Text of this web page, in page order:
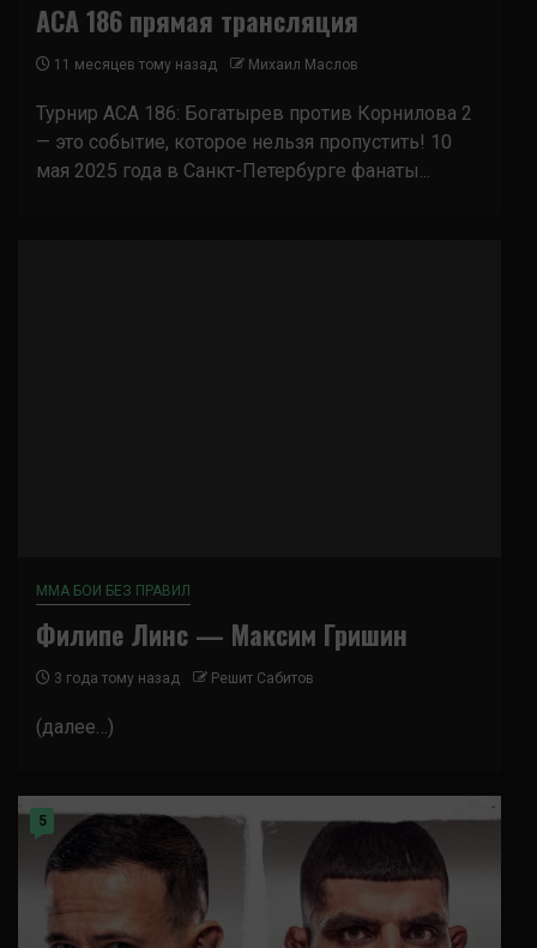
ACA 186 прямая трансляция
11 месяцев тому назад Михаил Маслов
Турнир ACA 186: Богатырев против Корнилова 2
— это событие, которое нельзя пропустить! 10
мая 2025 года в Санкт-Петербурге фанаты...
ММА БОИ БЕЗ ПРАВИЛ
Филипе Линс — Максим Гришин
3 года тому назад Решит Сабитов
(далее…)
5